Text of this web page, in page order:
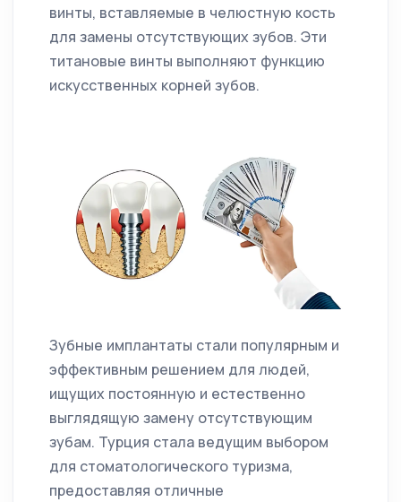
винты, вставляемые в челюстную кость
для замены отсутствующих зубов. Эти
титановые винты выполняют функцию
искусственных корней зубов.
Зубные имплантаты стали популярным и
эффективным решением для людей,
ищущих постоянную и естественно
выглядящую замену отсутствующим
зубам. Турция стала ведущим выбором
для стоматологического туризма,
предоставляя отличные